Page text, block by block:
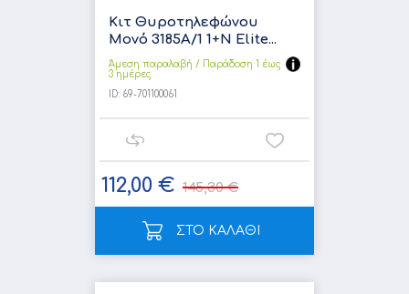
Κιτ Θυροτηλεφώνου
Μονό 3185Α/1 1+Ν Elite...
Άμεση παραλαβή / Παράδoση 1 έως
3 ημέρες
ID: 69-701100061
112,00 € 145,30 €
ΣΤΟ ΚΑΛΑΘΙ